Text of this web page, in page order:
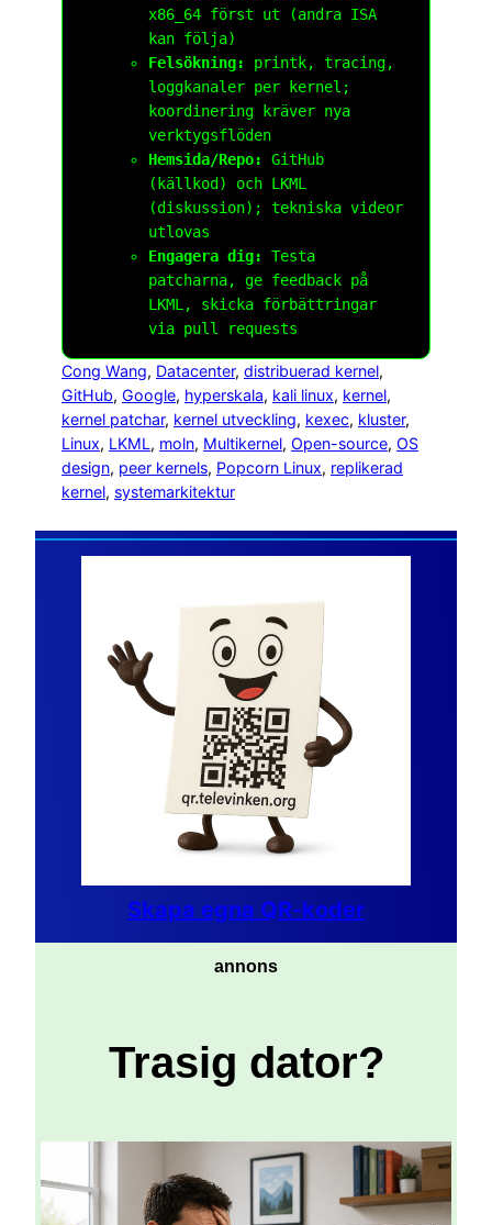
x86_64 först ut (andra ISA
kan följa)
Felsökning:
printk, tracing,
loggkanaler per kernel;
koordinering kräver nya
verktygsflöden
Hemsida/Repo: GitHub
(källkod) och LKML
(diskussion); tekniska videor
utlovas
Engagera dig: Testa
patcharna, ge feedback på
LKML, skicka förbättringar
via pull requests
Cong Wang, Datacenter, distribuerad kernel
GitHub, Google, hyperskala, kali linux, kernel
kernel patchar, kernel utveckling, kexec, kluster
Linux, LKML, moln, Multikernel, Open-source, OS
design, peer kernels, Popcorn Linux, replikerad
kernel, systemarkitektur
Skapa egna QR-koder
annons
Trasig dator?